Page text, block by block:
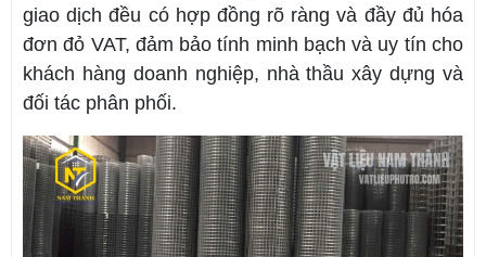
giao dịch đều có hợp đồng rõ ràng và đầy đủ hóa
đơn đỏ VAT, đảm bảo tính minh bạch và uy tín cho
khách hàng doanh nghiệp, nhà thầu xây dựng và
đối tác phân phối.